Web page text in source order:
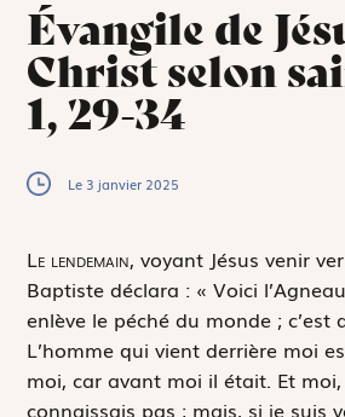
Évangile de
Christ selon
1, 29-34
Le 3 janvier 2025
Le lendemain, voyant Jésus venir
Baptiste déclara : « Voici
enlève le péché du monde ; c’est
L’homme qui vient derrière moi
moi, car avant moi il était. Et
connaissais pas ; mais, si je suis